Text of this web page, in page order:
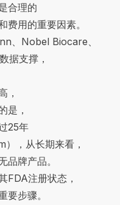
合理的
费用的重要因素。
、Nobel Biocare、
据支撑，
，
是，
25年
），从长期来看，
品牌产品。
FDA注册状态，
要步骤。